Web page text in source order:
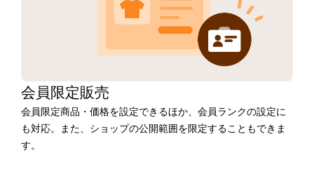
会員限定販売
会員限定商品・価格を設定できるほか、会員ランクの設定に
も対応。また、ショップの公開範囲を限定することもできま
す。